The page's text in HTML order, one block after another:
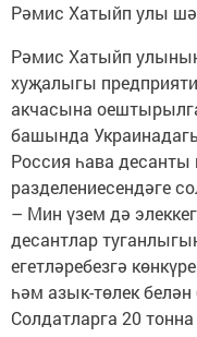
Рәмис Хатыйп улы
Рәмис Хатыйп
хуҗалыгы
акча­сына
башын­да
­Россия һа­ва десанты
разделениесендәге
– Мин үзем дә
десантлар
егетләребезгә
һәм азык-төлек
Солдатларга 20